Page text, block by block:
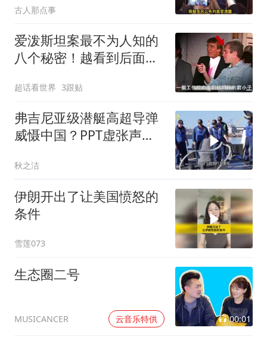
古人那点事
爱泼斯坦案最不为人知的
八个秘密！越看到后面越
超话看世界 3跟贴
弗吉尼亚级潜艇高超导弹
威慑中国？PPT虚张声势
秋之洁
伊朗开出了让美国愤怒的
条件
雪莲073
生态圈二号
MUSICANCER 云音乐特供 00:01